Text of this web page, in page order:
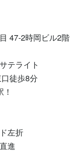
47-2時岡ビル2階
テライト
徒歩8分
左折
進